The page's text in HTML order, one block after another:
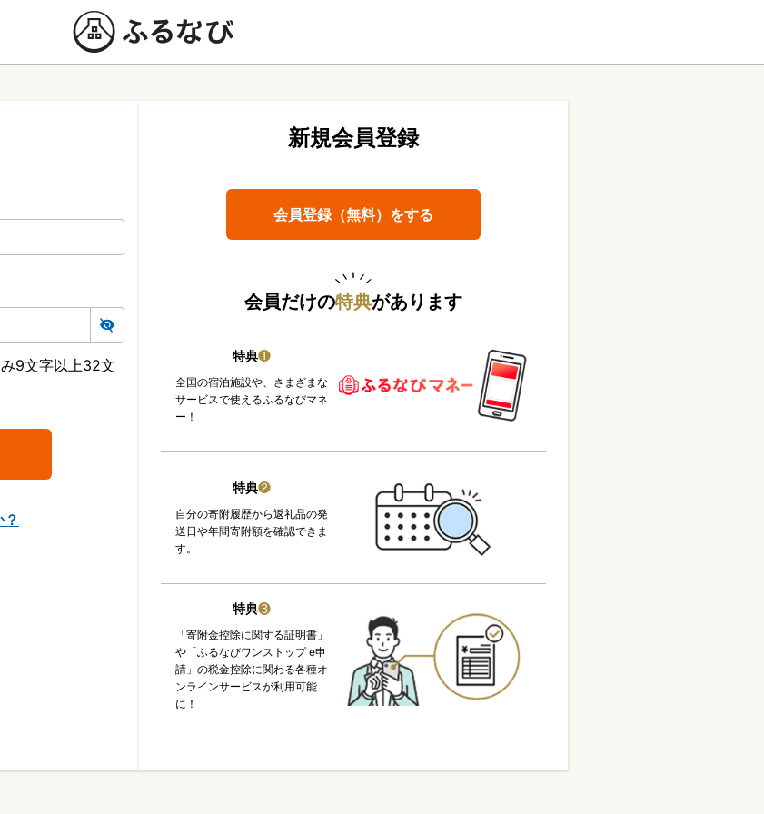
9文字以上32文
新規会員登録
会員登録（無料）をする
会員だけの特典があります
特典❶
全国の宿泊施設や、さまざまな
サービスで使えるふるなびマネ
ー！
特典❷
自分の寄附履歴から返礼品の発
送日や年間寄附額を確認できま
す。
特典❸
「寄附金控除に関する証明書」
や「ふるなびワンストップ e申
請」の税金控除に関わる各種オ
ンラインサービスが利用可能
に！